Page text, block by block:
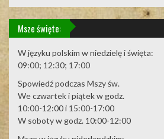
Msze święte:
W języku polskim w niedzielę i święta:
09:00; 12:30; 17:00
Spowiedź podczas Mszy św.
We czwartek i piątek w godz.
10:00-12:00 i 15:00-17:00
W soboty w godz. 10:00-12:00